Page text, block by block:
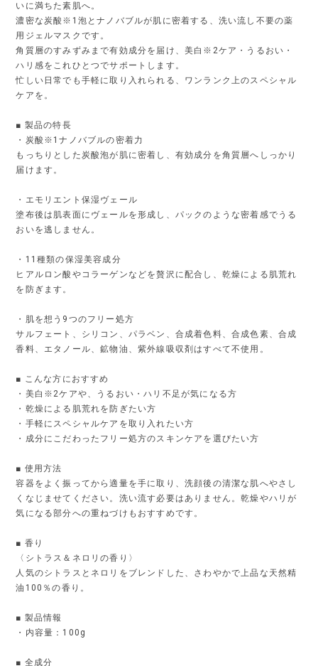
いに満ちた素肌へ。
濃密な炭酸※1泡とナノバブルが肌に密着する、洗い流し不要の薬
用ジェルマスクです。
角質層のすみずみまで有効成分を届け、美白※2ケア・うるおい・
ハリ感をこれひとつでサポートします。
忙しい日常でも手軽に取り入れられる、ワンランク上のスペシャル
ケアを。
■ 製品の特長
・炭酸※1ナノバブルの密着力
もっちりとした炭酸泡が肌に密着し、有効成分を角質層へしっかり
届けます。
・エモリエント保湿ヴェール
塗布後は肌表面にヴェールを形成し、パックのような密着感でうる
おいを逃しません。
・11種類の保湿美容成分
ヒアルロン酸やコラーゲンなどを贅沢に配合し、乾燥による肌荒れ
を防ぎます。
・肌を想う9つのフリー処方
サルフェート、シリコン、パラベン、合成着色料、合成色素、合成
香料、エタノール、鉱物油、紫外線吸収剤はすべて不使用。
■ こんな方におすすめ
・美白※2ケアや、うるおい・ハリ不足が気になる方
・乾燥による肌荒れを防ぎたい方
・手軽にスペシャルケアを取り入れたい方
・成分にこだわったフリー処方のスキンケアを選びたい方
■ 使用方法
容器をよく振ってから適量を手に取り、洗顔後の清潔な肌へやさし
くなじませてください。洗い流す必要はありません。乾燥やハリが
気になる部分への重ねづけもおすすめです。
■ 香り
〈シトラス＆ネロリの香り〉
人気のシトラスとネロリをブレンドした、さわやかで上品な天然精
油100％の香り。
■ 製品情報
・内容量：100g
■ 全成分